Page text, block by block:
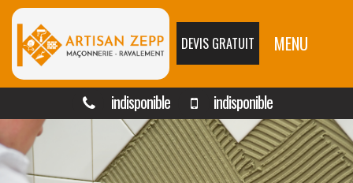
DEVIS GRATUIT MENU
indisponible indisponible